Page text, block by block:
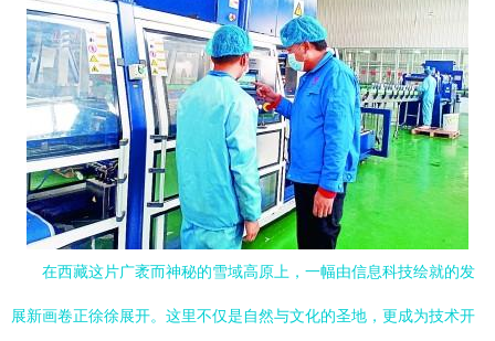
在西藏这片广袤而神秘的雪域高原上，一幅由信息科技绘就的发
展新画卷正徐徐展开。这里不仅是自然与文化的圣地，更成为技术开